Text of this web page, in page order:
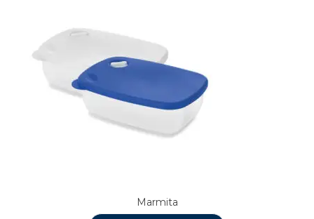
Marmita